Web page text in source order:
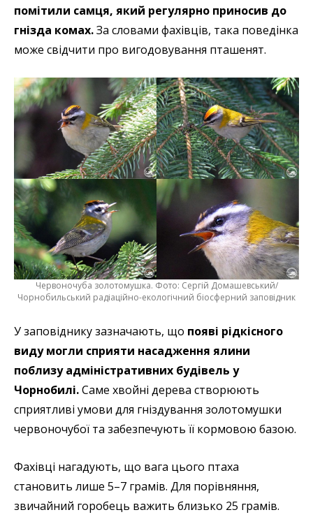
помітили самця, який регулярно приносив до
гнізда комах.За словами фахівців, така поведінка
може свідчити про вигодовування пташенят.
Червоночуба золотомушка. Фото: Сергій Домашевський/
Чорнобильський радіаційно-екологічний біосферний заповідник
У заповіднику зазначають, що появі рідкісного
виду могли сприяти насадження ялини
поблизу адміністративних будівель у
Чорнобилі.Саме хвойні дерева створюють
сприятливі умови для гніздування золотомушки
червоночубої та забезпечують її кормовою базою.
Фахівці нагадують, що вага цього птаха
становить лише 5–7 грамів. Для порівняння,
звичайний горобець важить близько 25 грамів.